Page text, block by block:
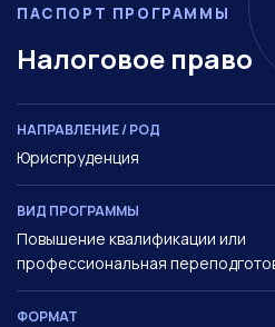
ПАСПОРТ ПРОГРАММЫ
Налоговое право
НАПРАВЛЕНИЕ / РОД
Юриспруденция
ВИД ПРОГРАММЫ
Повышение квалификации или
профессиональная
ФОРМАТ